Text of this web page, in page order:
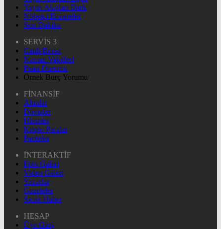
Yayın Akışları Dark
Nöbetçi Eczaneler
Son Dakika
SERVİS 3
Canlı Borsa
Namaz Vakitleri
Puan Durumu
Örnek Burç Yorumu
FİNANSİF
Altınlar
Dövizler
Hisseler
Kripto Paralar
Pariteler
İNTERAKTİF
Foto Galeri
Video Galeri
Yazarlar
Gazeteler
Sıcak Haber
HESAP
Üye Giriş